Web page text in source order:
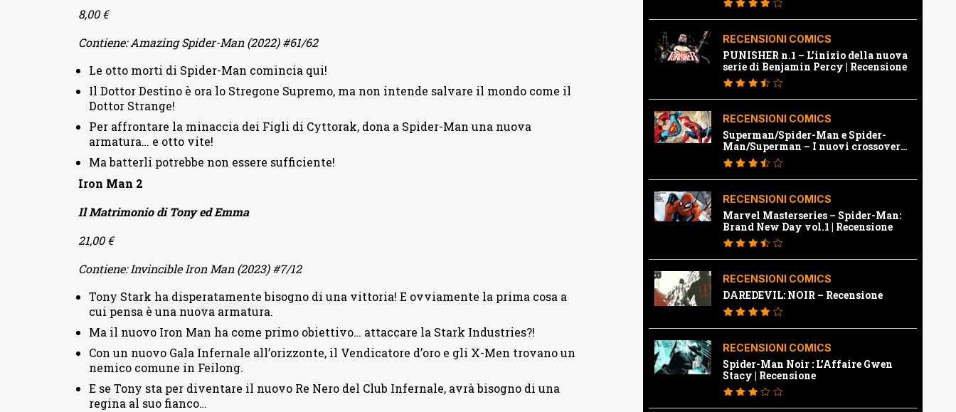
8,00 €
Contiene: Amazing Spider-Man (2022) #61/62
Le otto morti di Spider-Man comincia qui!
Il Dottor Destino è ora lo Stregone Supremo, ma non intende salvare il mondo come il
Dottor Strange!
Per affrontare la minaccia dei Figli di Cyttorak, dona a Spider-Man una nuova
armatura… e otto vite!
Ma batterli potrebbe non essere sufficiente!
Iron Man 2
Il Matrimonio di Tony ed Emma
21,00 €
Contiene: Invincible Iron Man (2023) #7/12
Tony Stark ha disperatamente bisogno di una vittoria! E ovviamente la prima cosa a
cui pensa è una nuova armatura.
Ma il nuovo Iron Man ha come primo obiettivo… attaccare la Stark Industries?!
Con un nuovo Gala Infernale all’orizzonte, il Vendicatore d’oro e gli X-Men trovano un
nemico comune in Feilong.
E se Tony sta per diventare il nuovo Re Nero del Club Infernale, avrà bisogno di una
regina al suo fianco…
RECENSIONI COMICS
PUNISHER n.1 – L’inizio della nuova
serie di Benjamin Percy | Recensione
RECENSIONI COMICS
Superman/Spider-Man e Spider-
Man/Superman – I nuovi crossover
Marvel e Dc | Recensione
RECENSIONI COMICS
Marvel Masterseries – Spider-Man:
Brand New Day vol.1 | Recensione
RECENSIONI COMICS
DAREDEVIL: NOIR – Recensione
RECENSIONI COMICS
Spider-Man Noir : L’Affaire Gwen
Stacy | Recensione